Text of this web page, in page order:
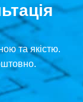
та якістю.